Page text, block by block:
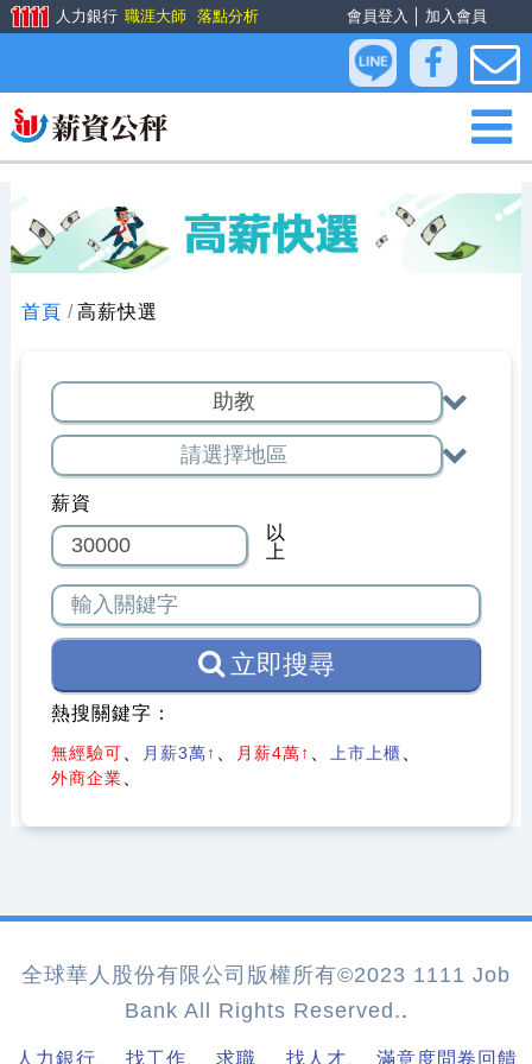
會員登入 加入會員
人力銀行 職涯大師 落點分析
首頁 高薪快選
薪資
以
上
立即搜尋
熱搜關鍵字：
無經驗可 月薪3萬↑ 月薪4萬↑
上市上櫃
外商企業
全球華人股份有限公司版權所有©2023 1111 Job
Bank All Rights Reserved..
人力銀行、 找工作、 求職、 找人才、 滿意度問卷回饋